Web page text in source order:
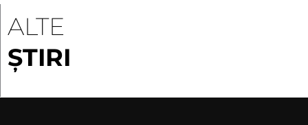
ALTE
ȘTIRI